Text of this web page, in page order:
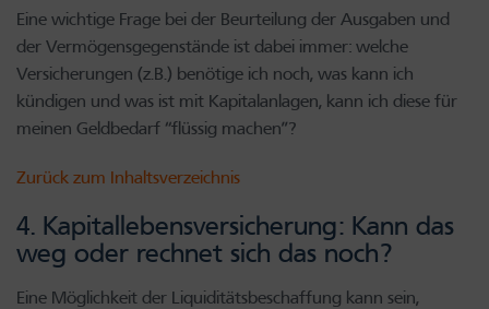
Eine wichtige Frage bei der Beurteilung der Ausgaben und
der Vermögensgegenstände ist dabei immer: welche
Versicherungen (z.B.) benötige ich noch, was kann ich
kündigen und was ist mit Kapitalanlagen, kann ich diese für
meinen Geldbedarf “flüssig machen”?
Zurück zum Inhaltsverzeichnis
4. Kapitallebensversicherung: Kann das
weg oder rechnet sich das noch?
Eine Möglichkeit der Liquiditätsbeschaffung kann sein,